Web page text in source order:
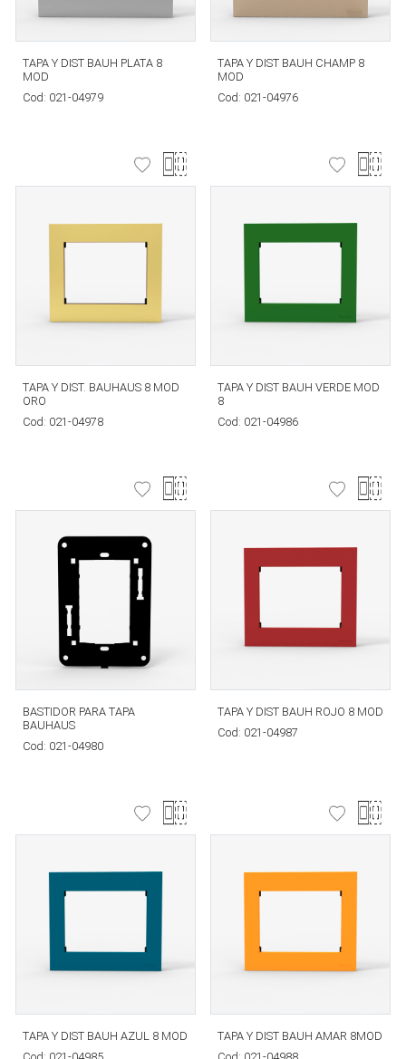
TAPA Y DIST BAUH PLATA 8
MOD
Cod: 021-04979
TAPA Y DIST BAUH CHAMP 8
MOD
Cod: 021-04976
TAPA Y DIST. BAUHAUS 8 MOD
ORO
Cod: 021-04978
TAPA Y DIST BAUH VERDE MOD
8
Cod: 021-04986
BASTIDOR PARA TAPA
BAUHAUS
Cod: 021-04980
TAPA Y DIST BAUH ROJO 8 MOD
Cod: 021-04987
TAPA Y DIST BAUH AZUL 8 MOD
TAPA Y DIST BAUH AMAR 8MOD